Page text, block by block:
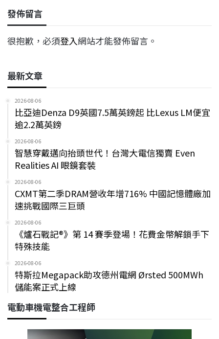
發佈留言
很抱歉，必須登入網站才能發佈留言。
最新文章
2026-08-06
比亞迪Denza D9英國7.5萬英鎊起 比Lexus LM便宜
逾2.2萬英鎊
2026-08-06
智慧穿戴邁向抬頭世代！台灣大電信獨賣 Even
Realities AI 眼鏡套裝
2026-08-06
CXMT第二季DRAM營收年增716% 中國記憶體廠加
速挑戰國際三巨頭
2026-08-06
《爐石戰記®》第 14 賽季登場！花費金幣解鎖手下
特殊技能
2026-08-06
特斯拉Megapack助攻德州電網 Ørsted 500MWh
儲能案正式上線
電動車機電整合工程師